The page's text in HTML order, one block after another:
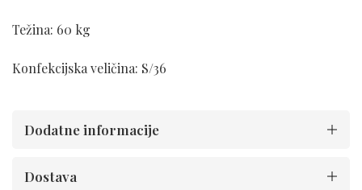
Težina: 60 kg
Konfekcijska veličina: S/36
Dodatne informacije
Dostava